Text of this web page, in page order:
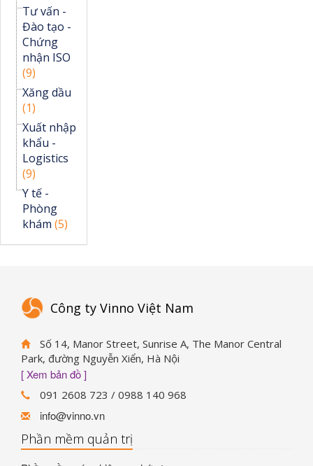
Tư vấn -
Đào tạo -
Chứng
nhận ISO
(9)
Xăng dầu
(1)
Xuất nhập
khẩu -
Logistics
(9)
Y tế -
Phòng
khám (5)
Công ty Vinno Việt Nam
Số 14, Manor Street, Sunrise A, The Manor Central
Park, đường Nguyễn Xiển, Hà Nội
[ Xem bản đồ ]
091 2608 723 / 0988 140 968
info@vinno.vn
Phần mềm quản trị